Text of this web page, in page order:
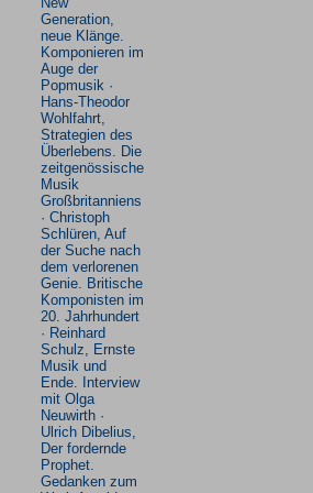
Generation,
neue Klänge.
Komponieren im
Auge der
Popmusik ·
Hans-Theodor
Wohlfahrt,
Strategien des
Überlebens. Die
zeitgenössische
Musik
Großbritanniens
· Christoph
Schlüren, Auf
der Suche nach
dem verlorenen
Genie. Britische
Komponisten im
20. Jahrhundert
· Reinhard
Schulz, Ernste
Musik und
Ende. Interview
mit Olga
Neuwirth ·
Ulrich Dibelius,
Der fordernde
Prophet.
Gedanken zum